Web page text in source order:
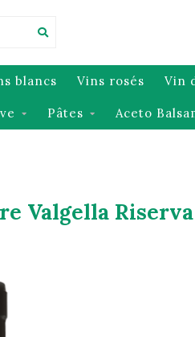
blancs Vins rosés Vin
Pâtes Aceto
Valgella Riserva